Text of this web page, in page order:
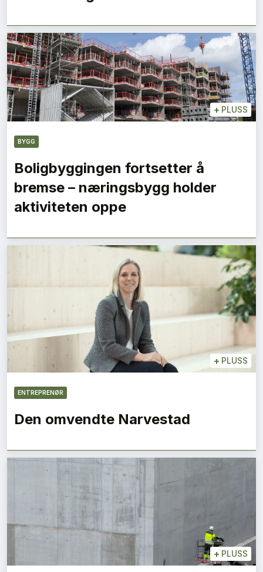
+ PLUSS
BYGG
Boligbyggingen fortsetter å
bremse – næringsbygg holder
aktiviteten oppe
+ PLUSS
ENTREPRENØR
Den omvendte Narvestad
+ PLUSS